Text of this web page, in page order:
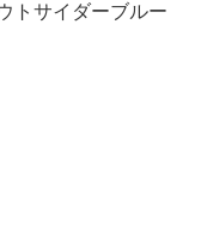
トサイダーブルー